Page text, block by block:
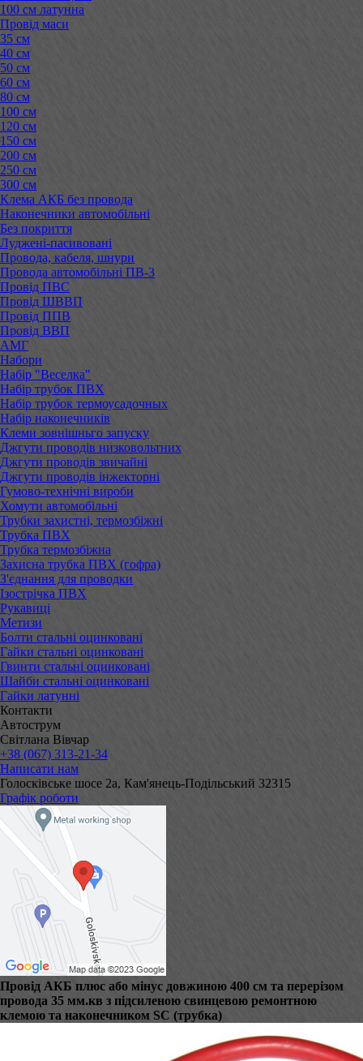
100 см латунна
Провід маси
35 см
40 см
50 см
60 см
80 см
100 см
120 см
150 см
200 см
250 см
300 см
Клема АКБ без провода
Наконечники автомобільні
Без покриття
Луджені-пасивовані
Провода, кабеля, шнури
Провода автомобільні ПВ-3
Провід ПВС
Провід ШВВП
Провід ППВ
Провід ВВП
АМГ
Набори
Набір "Веселка"
Набір трубок ПВХ
Набір трубок термоусадочных
Набір наконечників
Клеми зовнішньго запуску
Джгути проводів низковольтних
Джгути проводів звичайні
Джгути проводів інжекторні
Гумово-технічні вироби
Хомути автомобільні
Трубки захистні, термозбіжні
Трубка ПВХ
Трубка термозбіжна
Захисна трубка ПВХ (гофра)
З'єднання для проводки
Ізострічка ПВХ
Рукавиці
Метизи
Болти стальні оцинковані
Гайки стальні оцинковані
Гвинти стальні оцинковані
Шайби стальні оцинковані
Гайки латунні
Контакти
Автострум
Світлана Вівчар
+38 (067) 313-21-34
Написати нам
Голосківське шосе 2а, Кам'янець-Подільський 32315
Графік роботи
Провід АКБ плюс або мінус довжиною 400 см та перерізом
провода 35 мм.кв з підсиленою свинцевою ремонтною
клемою та наконечником SC (трубка)